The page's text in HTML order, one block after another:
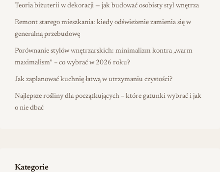
Teoria biżuterii w dekoracji — jak budować osobisty styl wnętrza
Remont starego mieszkania: kiedy odświeżenie zamienia się w
generalną przebudowę
Porównanie stylów wnętrzarskich: minimalizm kontra „warm
maximalism” – co wybrać w 2026 roku?
Jak zaplanować kuchnię łatwą w utrzymaniu czystości?
Najlepsze rośliny dla początkujących – które gatunki wybrać i jak
o nie dbać
Kategorie